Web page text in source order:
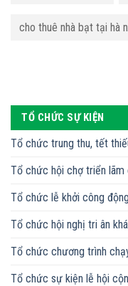
cho thuê nhà bạt tại hà
TỔ CHỨC SỰ KIỆN
Tổ chức trung thu, tết
Tổ chức hội chợ triển lãm
Tổ chức lễ khởi công
Tổ chức hội nghị tri ân
Tổ chức chương trình
Tổ chức sự kiện lễ hội